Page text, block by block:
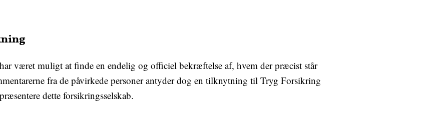
været muligt at finde en endelig og officiel bekræftelse af, hvem der præcist står
fra de påvirkede personer antyder dog en tilknytning til Tryg Forsikring
dette forsikringsselskab.